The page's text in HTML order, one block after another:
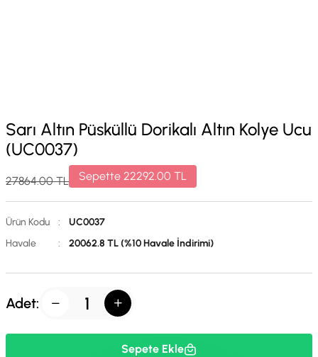
Sarı Altın Püsküllü Dorikalı Altın Kolye Ucu
(UC0037)
27864.00TL Sepette 22292.00 TL
Ürün Kodu :
UC0037
Havale
: 20062.8 TL (%10 Havale İndirimi)
Adet:
Sepete Ekle